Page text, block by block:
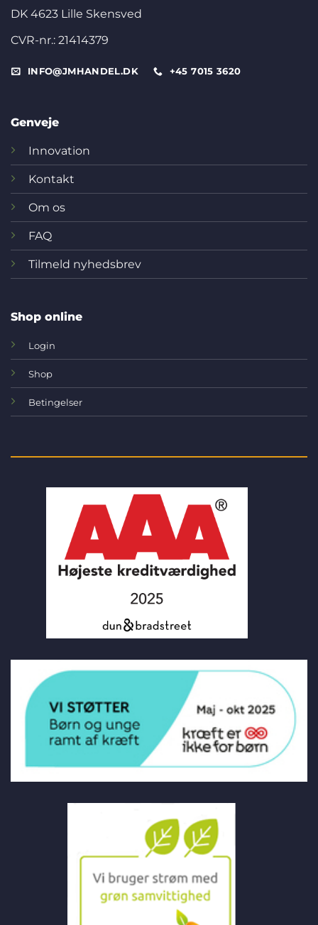
DK 4623 Lille Skensved
CVR-nr.: 21414379
INFO@JMHANDEL.DK +45 7015 3620
Genveje
Innovation
Kontakt
Om os
FAQ
Tilmeld nyhedsbrev
Shop online
Login
Shop
Betingelser